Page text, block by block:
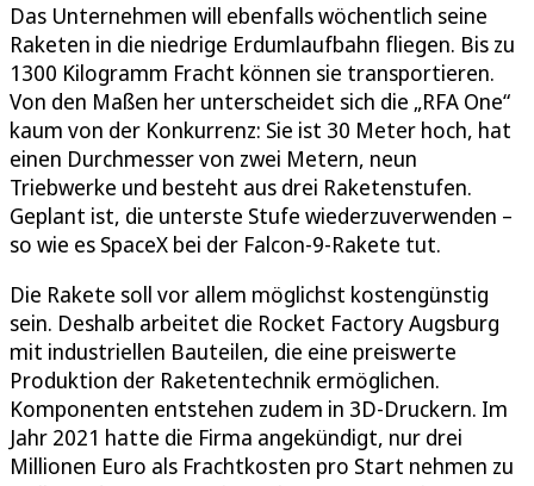
Das Unternehmen will ebenfalls wöchentlich seine
Raketen in die niedrige Erdumlaufbahn fliegen. Bis zu
1300 Kilogramm Fracht können sie transportieren.
Von den Maßen her unterscheidet sich die „RFA One“
kaum von der Konkurrenz: Sie ist 30 Meter hoch, hat
einen Durchmesser von zwei Metern, neun
Triebwerke und besteht aus drei Raketenstufen.
Geplant ist, die unterste Stufe wiederzuverwenden –
so wie es SpaceX bei der Falcon-9-Rakete tut.
Die Rakete soll vor allem möglichst kostengünstig
sein. Deshalb arbeitet die Rocket Factory Augsburg
mit industriellen Bauteilen, die eine preiswerte
Produktion der Raketentechnik ermöglichen.
Komponenten entstehen zudem in 3D-Druckern. Im
Jahr 2021 hatte die Firma angekündigt, nur drei
Millionen Euro als Frachtkosten pro Start nehmen zu